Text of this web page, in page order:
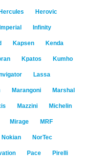
Hercules Herovic
Imperial Infinity
Kapsen Kenda
Kpatos Kumho
Lassa
Marangoni Marshal
Mazzini Michelin
Mirage MRF
Nokian NorTec
Pace Pirelli